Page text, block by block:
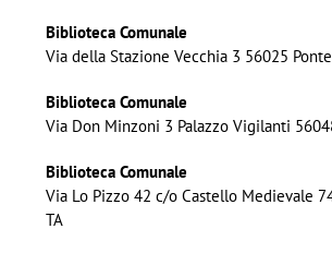
Biblioteca Comunale
Via della Stazione Vecchia 3 56025
Biblioteca Comunale
Via Don Minzoni 3 Palazzo Vigilanti
Biblioteca Comunale
Via Lo Pizzo 42 c/o Castello Medievale
TA